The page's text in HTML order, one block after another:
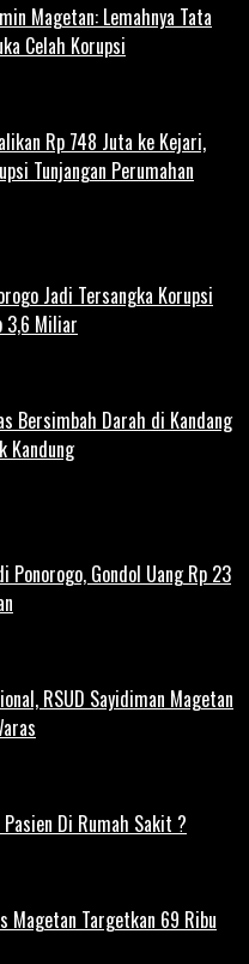
Magetan: Lemahnya Tata
Celah Korupsi
Rp 748 Juta ke Kejari,
Tunjangan Perumahan
Jadi Tersangka Korupsi
3,6 Miliar
Bersimbah Darah di Kandang
Kandung
Ponorogo, Gondol Uang Rp 23
RSUD Sayidiman Magetan
Di Rumah Sakit ?
Magetan Targetkan 69 Ribu